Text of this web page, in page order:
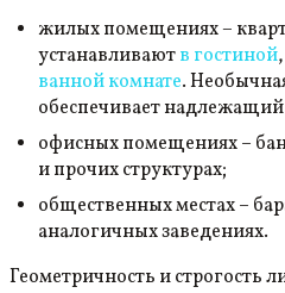
жилых помещениях −
устанавливаютв гостиной,
ванной комнате.
обеспечивает надлежащий
офисных помещениях –
и прочих структурах;
общественных местах –
аналогичных заведениях.
Геометричность и строгость